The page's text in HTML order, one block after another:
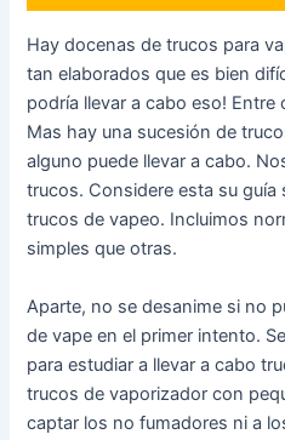
Hay docenas de trucos para
tan elaborados que es bien
podría llevar a cabo eso!
Mas hay una sucesión de
alguno puede llevar a cabo.
trucos. Considere esta su guía
trucos de vapeo. Incluimos
simples que otras.
Aparte, no se desanime si no
de vape en el primer intento.
para estudiar a llevar a cabo
trucos de vaporizador con
captar los no fumadores ni a